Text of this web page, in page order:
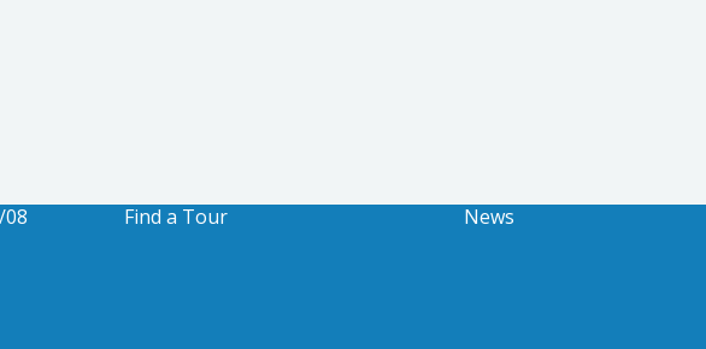
Find a Tour News